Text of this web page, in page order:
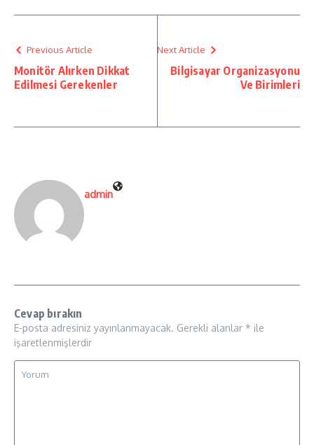
Previous Article
Monitör Alırken Dikkat
Edilmesi Gerekenler
Next Article
Bilgisayar Organizasyonu
Ve Birimleri
admin
Cevap bırakın
E-posta adresiniz yayınlanmayacak. Gerekli alanlar * ile
işaretlenmişlerdir